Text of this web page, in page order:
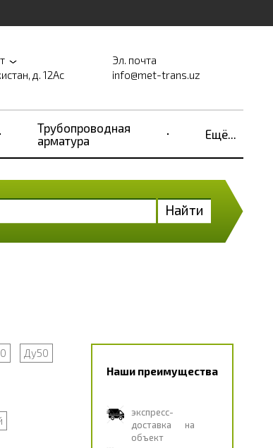
д. 12Ас
Эл. почта
info@met-trans.uz
Трубопроводная
арматура
Ещё...
Найти
Ду50
Наши преимущества
экспресс-
доставка на
объект